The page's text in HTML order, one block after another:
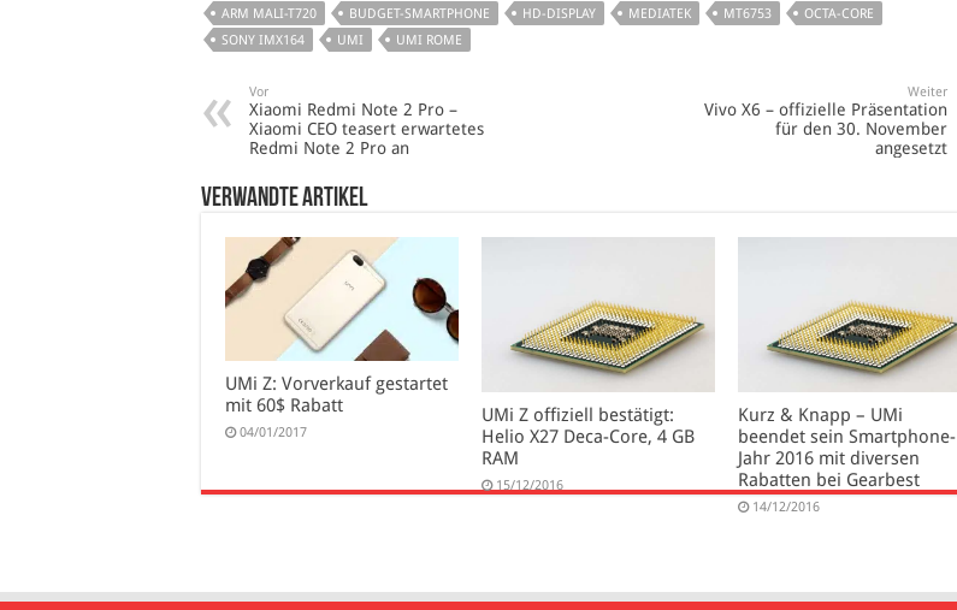
ARM MALI-T720
BUDGET-SMARTPHONE HD-DISPLAY MEDIATEK MT6753
OCTA-CORE
SONY IMX164
UMI UMI ROME
Vor
Xiaomi Redmi Note 2 Pro –
Xiaomi CEO teasert erwartetes
Redmi Note 2 Pro an
Weiter
Vivo X6 – offizielle Präsentation
für den 30. November
angesetzt
verwandte Artikel
UMi Z: Vorverkauf gestartet
mit 60$ Rabatt
04/01/2017
UMi Z offiziell bestätigt:
Helio X27 Deca-Core, 4 GB
RAM
15/12/2016
Kurz & Knapp – UMi
beendet sein Smartphone-
Jahr 2016 mit diversen
Rabatten bei Gearbest
14/12/2016